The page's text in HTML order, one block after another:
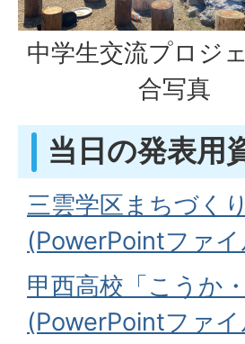
中学生交流プロジ
合写真
当日の発表用
三雲学区まちづく
(PowerPointファ
甲西高校「こうか
(PowerPointファ